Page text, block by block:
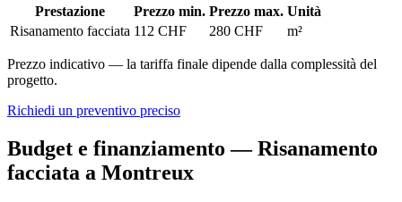
Prestazione Prezzo min. Prezzo max. Unità
Risanamento facciata 112 CHF 280 CHF m²
Prezzo indicativo — la tariffa finale dipende dalla complessità del
progetto.
Richiedi un preventivo preciso
Budget e finanziamento — Risanamento
facciata a Montreux